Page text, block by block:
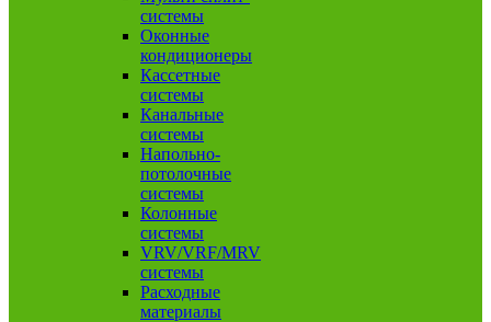
системы
Оконные
кондиционеры
Кассетные
системы
Канальные
системы
Напольно-
потолочные
системы
Колонные
системы
VRV/VRF/MRV
системы
Расходные
материалы